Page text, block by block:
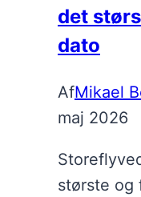
det
dato
AfMikael
maj 2026
største og